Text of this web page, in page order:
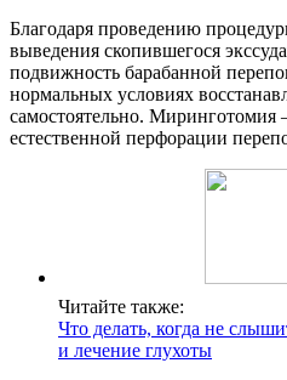
Благодаря проведению
выведения скопившегося
подвижность барабанной
нормальных условиях
самостоятельно. Миринготомия
естественной перфорации
Читайте также:
Что делать, когда не
и лечение глухоты